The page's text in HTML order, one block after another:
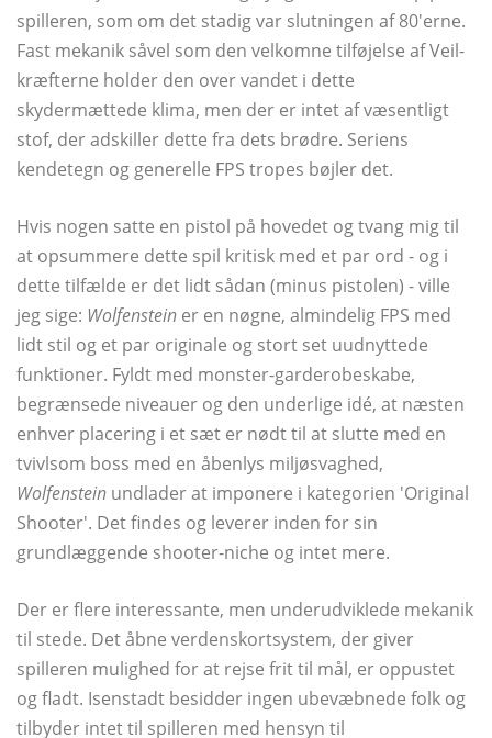
spilleren, som om det stadig var slutningen af ​​80'erne.
Fast mekanik såvel som den velkomne tilføjelse af Veil-
kræfterne holder den over vandet i dette
skydermættede klima, men der er intet af væsentligt
stof, der adskiller dette fra dets brødre. Seriens
kendetegn og generelle FPS tropes bøjler det.
Hvis nogen satte en pistol på hovedet og tvang mig til
at opsummere dette spil kritisk med et par ord - og i
dette tilfælde er det lidt sådan (minus pistolen) - ville
jeg sige: Wolfenstein er en nøgne, almindelig FPS med
lidt stil og et par originale og stort set uudnyttede
funktioner. Fyldt med monster-garderobeskabe,
begrænsede niveauer og den underlige idé, at næsten
enhver placering i et sæt er nødt til at slutte med en
tvivlsom boss med en åbenlys miljøsvaghed,
Wolfenstein undlader at imponere i kategorien 'Original
Shooter'. Det findes og leverer inden for sin
grundlæggende shooter-niche og intet mere.
Der er flere interessante, men underudviklede mekanik
til stede. Det åbne verdenskortsystem, der giver
spilleren mulighed for at rejse frit til mål, er oppustet
og fladt. Isenstadt besidder ingen ubevæbnede folk og
tilbyder intet til spilleren med hensyn til